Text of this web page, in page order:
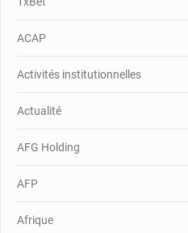
ACAP
Activités institutionnelles
Actualité
AFG Holding
AFP
Afrique